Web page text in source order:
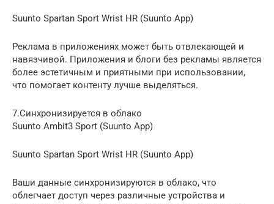
Suunto Spartan Sport Wrist HR (Suunto App)
Реклама в приложениях может быть отвлекающей и
навязчивой. Приложения и блоги без рекламы является
более эстетичным и приятными при использовании,
что помогает контенту лучше выделяться.
7.Синхронизируется в облако
Suunto Ambit3 Sport (Suunto App)
Suunto Spartan Sport Wrist HR (Suunto App)
Ваши данные синхронизируются в облако, что
облегчает доступ через различные устройства и